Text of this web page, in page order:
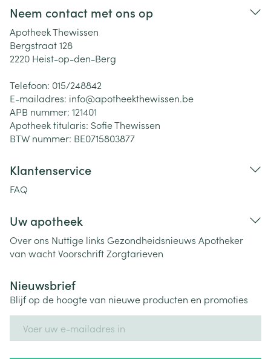
Neem contact met ons op
Apotheek Thewissen
Bergstraat 128
2220 Heist-op-den-Berg
Telefoon: 015/248842
E-mailadres: info@apotheekthewissen.be
APB nummer: 121401
Apotheek titularis: Sofie Thewissen
BTW nummer: BE0715803877
Klantenservice
FAQ
Uw apotheek
Over ons Nuttige links Gezondheidsnieuws Apotheker
van wachtVoorschriftZorgtarieven
Nieuwsbrief
Blijf op de hoogte van nieuwe producten en promoties